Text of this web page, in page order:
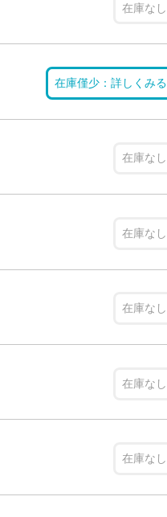
在庫なし
在庫僅少：詳しくみる
在庫なし
在庫なし
在庫なし
在庫なし
在庫なし